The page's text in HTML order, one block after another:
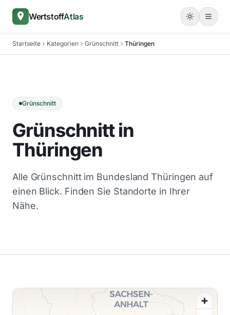
WertstoffAtlas
Startseite Kategorien Grünschnitt Thüringen
Grünschnitt
Grünschnitt in
Thüringen
Alle Grünschnitt im Bundesland Thüringen auf
einen Blick. Finden Sie Standorte in Ihrer
Nähe.